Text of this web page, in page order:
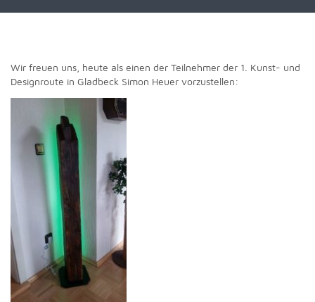
Wir freuen uns, heute als einen der Teilnehmer der 1. Kunst- und
Designroute in Gladbeck Simon Heuer vorzustellen: